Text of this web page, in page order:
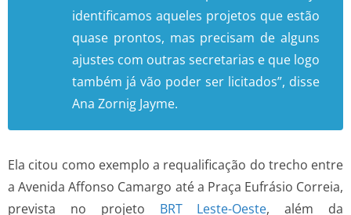
identificamos aqueles projetos que estão
quase prontos, mas precisam de alguns
ajustes com outras secretarias e que logo
também já vão poder ser licitados”, disse
Ana Zornig Jayme.
Ela citou como exemplo a requalificação do trecho entre
a Avenida Affonso Camargo até a Praça Eufrásio Correia,
prevista no projeto BRT Leste-Oeste, além da